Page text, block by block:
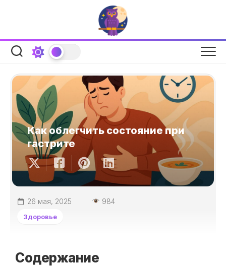
Как облегчить состояние при
гастрите
26 мая, 2025 984
Здоровье
Содержание